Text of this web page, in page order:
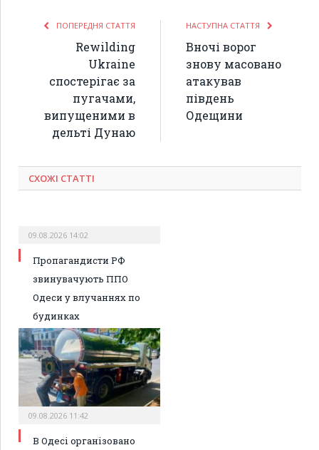
ПОПЕРЕДНЯ СТАТТЯ
Rewilding
Ukraine
спостерігає за
пугачами,
випущеними в
дельті Дунаю
НАСТУПНА СТАТТЯ
Вночі ворог
знову масовано
атакував
південь
Одещини
СХОЖІ СТАТТІ
09.08.2026 14:02
Пропагандисти РФ
звинувачують ППО
Одеси у влучаннях по
будинках
09.08.2026 11:42
В Одесі організовано